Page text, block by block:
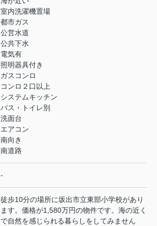
室内洗濯機置場
都市ガス
公営水道
公共下水
電気有
照明器具付き
ガスコンロ
コンロ２口以上
システムキッチン
バス・トイレ別
洗面台
エアコン
南向き
南道路
-
徒歩10分の場所に坂出市立東部小学校があり
ます。価格が1,580万円の物件です。海の近く
で自然を感じられる暮らしをしてみません